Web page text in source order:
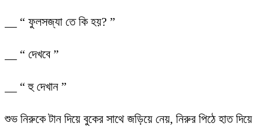
__ “ ফুলসজ্যা তে কি হয়? ”
__ “ দেখবে ”
__ “ হু দেখান ”
শুভ নিরুকে টান দিয়ে বুকের সাথে জড়িয়ে নেয়, নিরুর পিঠে হাত দিয়ে